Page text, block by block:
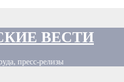
ВЕСТИ
пресс-релизы